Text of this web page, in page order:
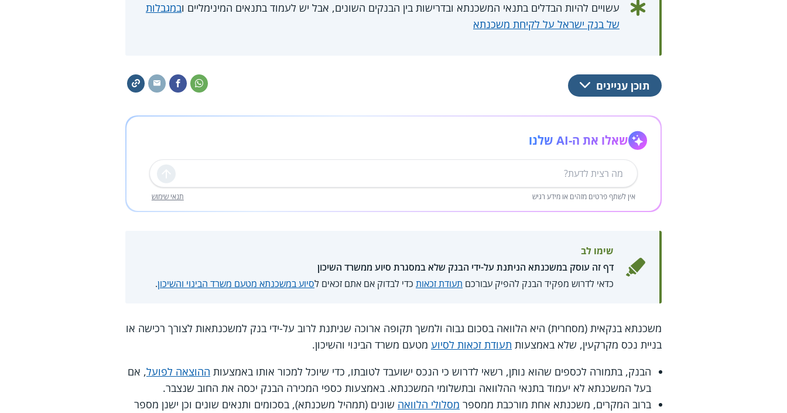
עשויים להיות הבדלים בתנאי המשכנתא ובדרישות בין הבנקים השונים, אבל יש לעמוד בתנאים המינימליים ובמגבלות
של בנק ישראל על לקיחת משכנתא
תוכן עניינים
שאלו את ה-AI שלנו
שליחה
אין לשתף פרטים מזהים או מידע רגיש תנאי שימוש
שימו לב
דף זה עוסק במשכנתא הניתנת על-ידי הבנק שלא במסגרת סיוע ממשרד השיכון
כדאי לדרוש מפקיד הבנק להפיק עבורכם תעודת זכאות כדי לבדוק אם אתם זכאים לסיוע במשכנתא מטעם משרד הבינוי והשיכון.
משכנתא בנקאית (מסחרית) היא הלוואה בסכום גבוה ולמשך תקופה ארוכה שניתנת לרוב על-ידי בנק למשכנתאות לצורך רכישה או
בניית נכס מקרקעין, שלא באמצעות תעודת זכאות לסיוע מטעם משרד הבינוי והשיכון.
הבנק, בתמורה לכספים שהוא נותן, רשאי לדרוש כי הנכס ישועבד לטובתו, כדי שיוכל למכור אותו באמצעות ההוצאה לפועל, אם
בעל המשכנתא לא יעמוד בתנאי ההלוואה ובתשלומי המשכנתא. באמצעות כספי המכירה הבנק יכסה את החוב שנצבר.
ברוב המקרים, משכנתא אחת מורכבת ממספר מסלולי הלוואה שונים (תמהיל משכנתא), בסכומים ותנאים שונים וכן ישנן מספר